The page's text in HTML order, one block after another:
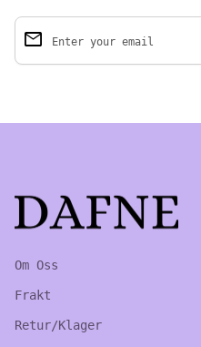
Enter your email
email
Om Oss
Frakt
Retur/Klager